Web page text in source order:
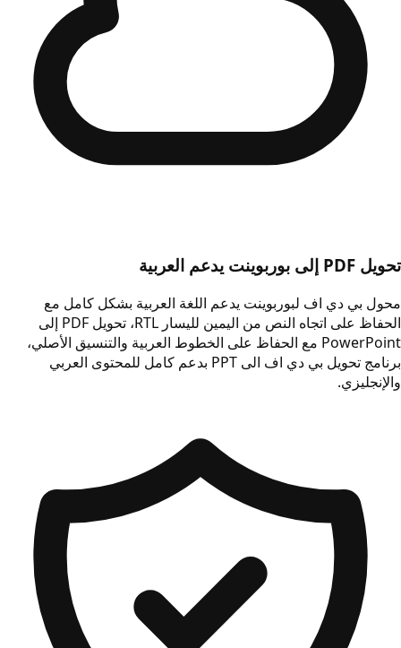
تحويل PDF إلى بوربوينت يدعم العربية
محول بي دي اف لبوربوينت يدعم اللغة العربية بشكل كامل مع
الحفاظ على اتجاه النص من اليمين لليسار RTL، تحويل PDF إلى
PowerPoint مع الحفاظ على الخطوط العربية والتنسيق الأصلي،
برنامج تحويل بي دي اف الى PPT بدعم كامل للمحتوى العربي
والإنجليزي.